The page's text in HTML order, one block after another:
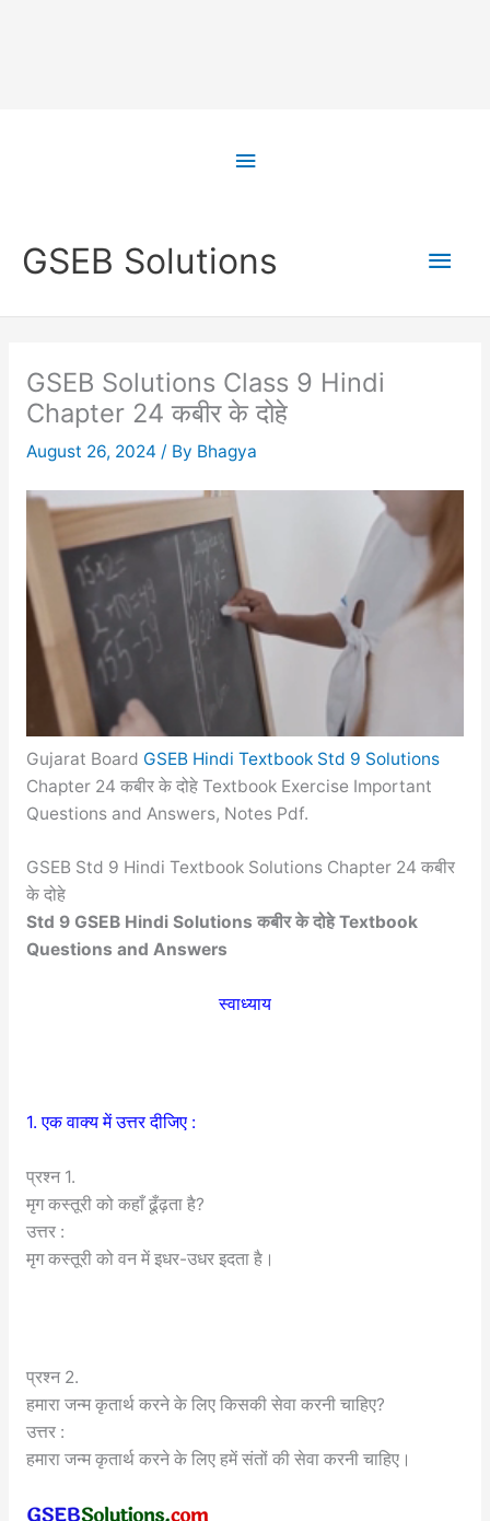
Above
GSEB Solutions
Main
GSEB Solutions Class 9 Hindi
Chapter 24 कबीर के दोहे
August 26, 2024 / By Bhagya
Gujarat Board GSEB Hindi Textbook Std 9 Solutions
Chapter 24 कबीर के दोहे Textbook Exercise Important
Questions and Answers, Notes Pdf.
GSEB Std 9 Hindi Textbook Solutions Chapter 24 कबीर
के दोहे
Std 9 GSEB Hindi Solutions कबीर के दोहे Textbook
Questions and Answers
स्वाध्याय
1. एक वाक्य में उत्तर दीजिए :
प्रश्न 1.
मृग कस्तूरी को कहाँ ढूँढ़ता है?
उत्तर :
मृग कस्तूरी को वन में इधर-उधर इदता है।
प्रश्न 2.
हमारा जन्म कृतार्थ करने के लिए किसकी सेवा करनी चाहिए?
उत्तर :
हमारा जन्म कृतार्थ करने के लिए हमें संतों की सेवा करनी चाहिए।